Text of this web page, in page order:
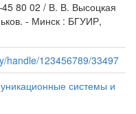
80 02 / В. В. Высоцкая
- Минск : БГУИР,
handle/123456789/33497
системы и